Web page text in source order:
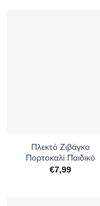
Πλεκτό Ζιβάγκο
Πορτοκαλί Παιδικό
€7,99